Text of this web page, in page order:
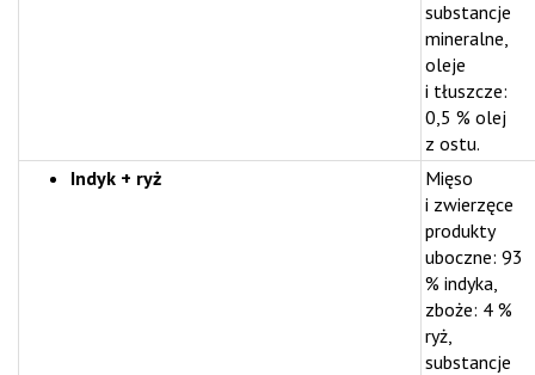
substancje
mineralne,
oleje
i tłuszcze:
0,5 % olej
z ostu.
Indyk + ryż
Mięso
i zwierzęce
produkty
uboczne: 93
% indyka,
zboże: 4 %
ryż,
substancje